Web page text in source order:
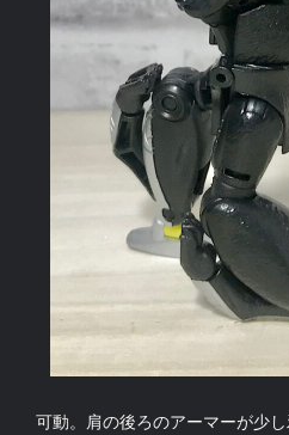
可動。肩の後ろのアーマーが少